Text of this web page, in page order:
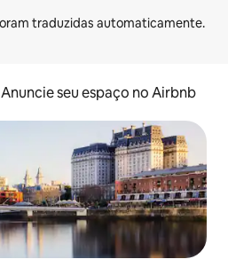
Anuncie seu espaço no Airbnb